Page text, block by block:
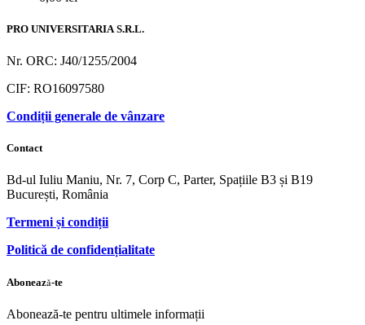
PRO UNIVERSITARIA S.R.L.
Nr. ORC: J40/1255/2004
CIF: RO16097580
Condiții generale de vânzare
Contact
Bd-ul Iuliu Maniu, Nr. 7, Corp C, Parter, Spațiile B3 și B19
București, România
Termeni și condiții
Politică de confidențialitate
Abonează-te
Abonează-te pentru ultimele informații